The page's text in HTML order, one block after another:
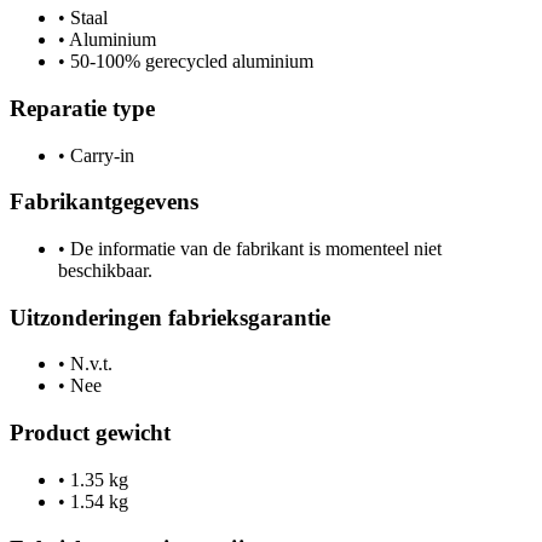
• Staal
• Aluminium
• 50-100% gerecycled aluminium
Reparatie type
• Carry-in
Fabrikantgegevens
• De informatie van de fabrikant is momenteel niet
beschikbaar.
Uitzonderingen fabrieksgarantie
• N.v.t.
• Nee
Product gewicht
• 1.35 kg
• 1.54 kg